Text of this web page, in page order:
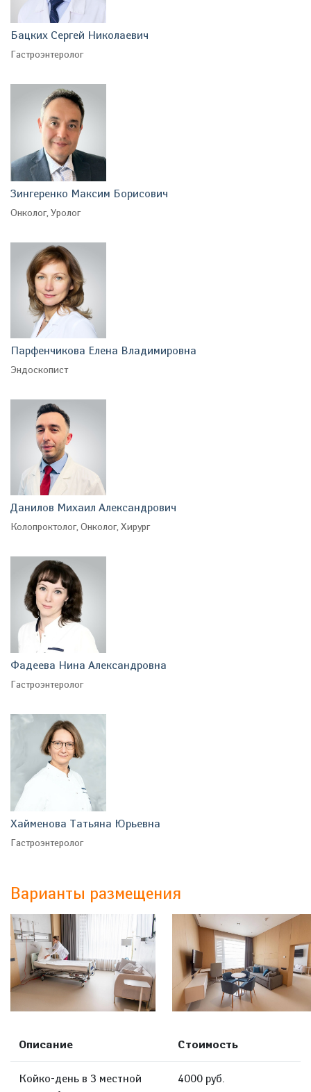
Бацких Сергей Николаевич
Гастроэнтеролог
Зингеренко Максим Борисович
Онколог, Уролог
Парфенчикова Елена Владимировна
Эндоскопист
Данилов Михаил Александрович
Колопроктолог, Онколог, Хирург
Фадеева Нина Александровна
Гастроэнтеролог
Хайменова Татьяна Юрьевна
Гастроэнтеролог
Варианты размещения
Описание Стоимость
Койко-день в 3 местной
4000 руб.